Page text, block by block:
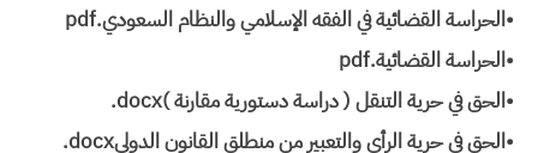
•الحراسة القضائية في الفقه الإسلامي والنظام السعودي.pdf
•الحراسة القضائية.pdf
•الحق في حرية التنقل ( دراسة دستورية مقارنة )‎.docx
•الحق في حرية الرأي والتعبير من منطلق القانون الدولي‎.docx